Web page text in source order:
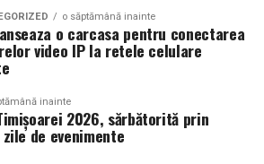
alese trebuie sa ofere un
si functionalitate. Multi pasionati
care arata bine la show, dar
in conditii reale de trafic,
sau sezon.
de anvelopa la evenimentele din
o săptămână inainte
o carcasa pentru conectarea
video IP la retele celulare
inainte
2026, sărbătorită prin
de evenimente